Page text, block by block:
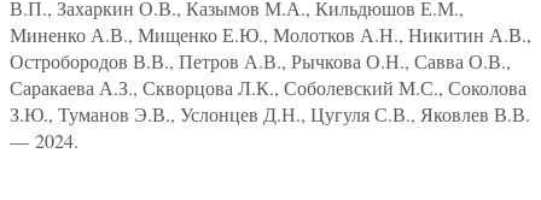
В.П., Захаркин О.В., Казымов М.А., Кильдюшов Е.М.,
Миненко А.В., Мищенко Е.Ю., Молотков А.Н., Никитин А.В.,
Остробородов В.В., Петров А.В., Рычкова О.Н., Савва О.В.,
Саракаева А.З., Скворцова Л.К., Соболевский М.С., Соколова
З.Ю., Туманов Э.В., Услонцев Д.Н., Цугуля С.В., Яковлев В.В.
— 2024.